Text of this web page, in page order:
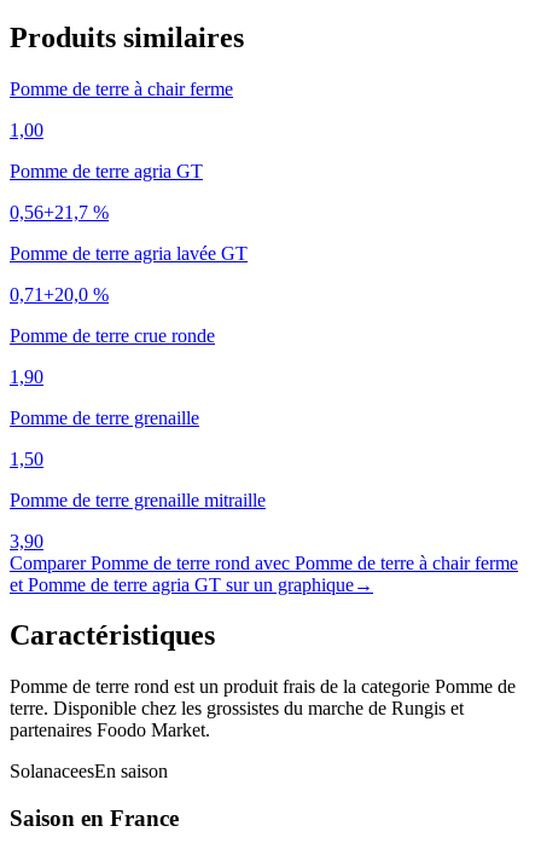
Produits similaires
Pomme de terre à chair ferme
1,00
Pomme de terre agria GT
0,56+21,7 %
Pomme de terre agria lavée GT
0,71+20,0 %
Pomme de terre crue ronde
1,90
Pomme de terre grenaille
1,50
Pomme de terre grenaille mitraille
3,90
ComparerPomme de terre rond avec Pomme de terre à chair ferme
et Pomme de terre agria GT sur un graphique→
Caractéristiques
Pomme de terre rond est un produit frais de la categorie Pomme de
terre. Disponible chez les grossistes du marche de Rungis et
partenaires Foodo Market.
SolanaceesEn saison
Saison en France